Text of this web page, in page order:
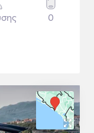
0